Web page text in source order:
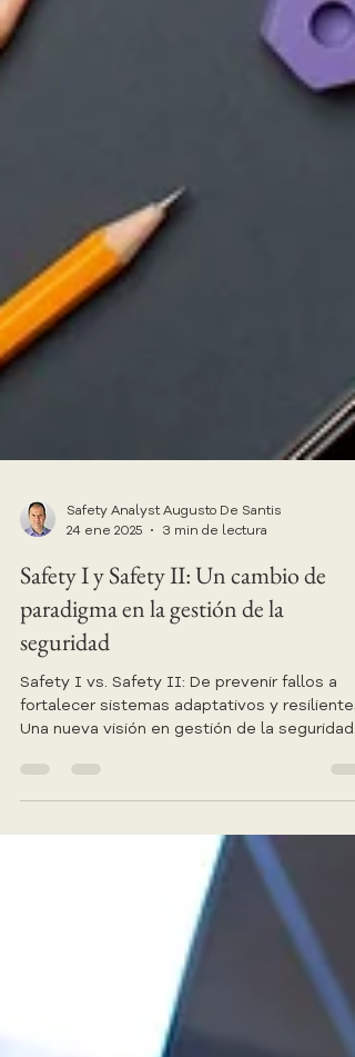
Safety Analyst Augusto De Santis
24 ene 2025
3 min de lectura
Safety I y Safety II: Un cambio de
paradigma en la gestión de la
seguridad
Safety I vs. Safety II: De prevenir fallos a
fortalecer sistemas adaptativos y resilientes.